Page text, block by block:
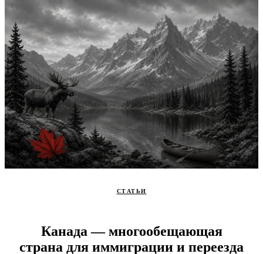
СТАТЬИ
Канада — многообещающая
страна для иммиграции и переезда